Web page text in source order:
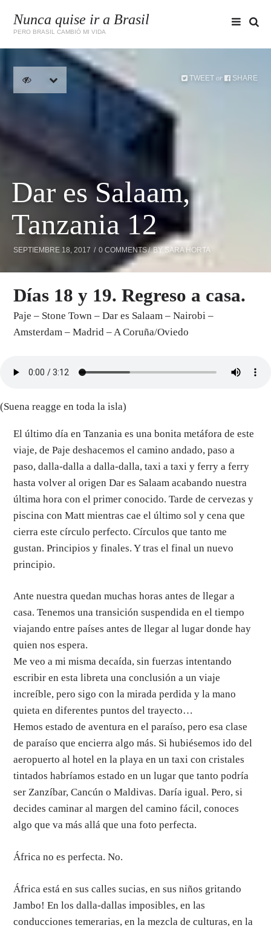
Nunca quise ir a Brasil
PERO BRASIL CAMBIÓ MI VIDA
Dar es Salaam,
Tanzania 12
SEPTIEMBRE 18, 2017 0 COMMENTS BY SARA HORTA
TWEET or SHARE
Días 18 y 19. Regreso a casa.
Paje – Stone Town – Dar es Salaam – Nairobi –
Amsterdam – Madrid – A Coruña/Oviedo
(Suena reagge en toda la isla)
El último día en Tanzania es una bonita metáfora de este
viaje, de Paje deshacemos el camino andado, paso a
paso, dalla-dalla a dalla-dalla, taxi a taxi y ferry a ferry
hasta volver al origen Dar es Salaam acabando nuestra
última hora con el primer conocido. Tarde de cervezas y
piscina con Matt mientras cae el último sol y cena que
cierra este círculo perfecto. Círculos que tanto me
gustan. Principios y finales. Y tras el final un nuevo
principio.
Ante nuestra quedan muchas horas antes de llegar a
casa. Tenemos una transición suspendida en el tiempo
viajando entre países antes de llegar al lugar donde hay
quien nos espera.
Me veo a mi misma decaída, sin fuerzas intentando
escribir en esta libreta una conclusión a un viaje
increíble, pero sigo con la mirada perdida y la mano
quieta en diferentes puntos del trayecto…
Hemos estado de aventura en el paraíso, pero esa clase
de paraíso que encierra algo más. Si hubiésemos ido del
aeropuerto al hotel en la playa en un taxi con cristales
tintados habríamos estado en un lugar que tanto podría
ser Zanzíbar, Cancún o Maldivas. Daría igual. Pero, si
decides caminar al margen del camino fácil, conoces
algo que va más allá que una foto perfecta.
África no es perfecta. No.
África está en sus calles sucias, en sus niños gritando
Jambo! En los dalla-dallas imposibles, en las
conducciones temerarias, en la mezcla de culturas, en la